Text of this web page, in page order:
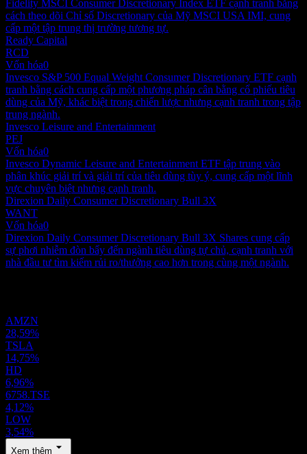
Fidelity MSCI Consumer Discretionary Index ETF cạnh tranh bằng
cách theo dõi Chỉ số Discretionary của Mỹ MSCI USA IMI, cung
cấp một tập trung thị trường tương tự.
Ready Capital
RCD
Vốn hóa0
Invesco S&P 500 Equal Weight Consumer Discretionary ETF cạnh
tranh bằng cách cung cấp một phương pháp cân bằng cổ phiếu tiêu
dùng của Mỹ, khác biệt trong chiến lược nhưng cạnh tranh trong tập
trung ngành.
Invesco Leisure and Entertainment
PEJ
Vốn hóa0
Invesco Dynamic Leisure and Entertainment ETF tập trung vào
phân khúc giải trí và giải trí của tiêu dùng tùy ý, cung cấp một lĩnh
vực chuyên biệt nhưng cạnh tranh.
Direxion Daily Consumer Discretionary Bull 3X
WANT
Vốn hóa0
Direxion Daily Consumer Discretionary Bull 3X Shares cung cấp
sự phơi nhiễm đòn bẩy đến ngành tiêu dùng tự chủ, cạnh tranh với
nhà đầu tư tìm kiếm rủi ro/thưởng cao hơn trong cùng một ngành.
AMZN
28,59%
TSLA
14,75%
HD
6,96%
6758.TSE
4,12%
LOW
3,54%
Xem thêm